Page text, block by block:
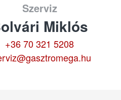
Szerviz
Miklós
+36 70 321 5208